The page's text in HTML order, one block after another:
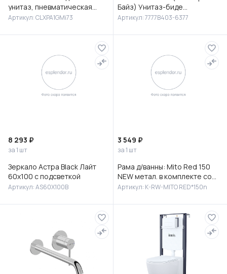
унитаз, пневматическая
инсталляция и клавиша
IDD
Артикул: CLXPA1GMi73
Байз) Унитаз-биде
подвесной, 7777B403-6377
Артикул: 7777B403-6377
8 293 ₽
за 1 шт
Зеркало Астра Black Лайт
60х100 с подсветкой
Артикул: AS60X100B
3 549 ₽
за 1 шт
Рама д/ванны: Mito Red 150
NEW метал. в комплекте со
сборочным пакетом, Сорт1
Артикул: K-RW-MITO RED*150n